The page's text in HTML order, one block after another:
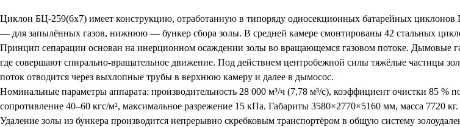
Циклон БЦ-259(6х7) имеет конструкцию, отработанную в типоряду односекционных батарейных
— для запылённых газов, нижнюю — бункер сбора золы. В средней камере смонтированы 42 стальных
Принцип сепарации основан на инерционном осаждении золы во вращающемся газовом потоке. Дымовые
где совершают спирально-вращательное движение. Под действием центробежной силы тяжёлые частицы
поток отводится через выхлопные трубы в верхнюю камеру и далее в дымосос.
Номинальные параметры аппарата: производительность 28 000 м³/ч (7,78 м³/с), коэффициент очистки 85 %
сопротивление 40–60 кгс/м², максимальное разрежение 15 кПа. Габариты 3580×2770×5160 мм, масса 7720
Удаление золы из бункера производится непрерывно скребковым транспортёром в общую систему